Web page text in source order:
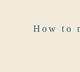
How to